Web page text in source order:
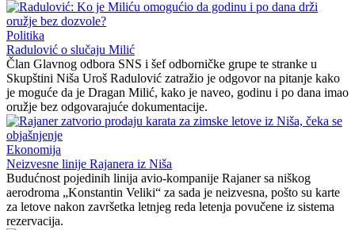
Politika
Radulović o slučaju Milić
Član Glavnog odbora SNS i šef odborničke grupe te stranke u
Skupštini Niša Uroš Radulović zatražio je odgovor na pitanje kako
je moguće da je Dragan Milić, kako je naveo, godinu i po dana imao
oružje bez odgovarajuće dokumentacije.
Ekonomija
Neizvesne linije Rajanera iz Niša
Budućnost pojedinih linija avio-kompanije Rajaner sa niškog
aerodroma „Konstantin Veliki“ za sada je neizvesna, pošto su karte
za letove nakon završetka letnjeg reda letenja povučene iz sistema
rezervacija.